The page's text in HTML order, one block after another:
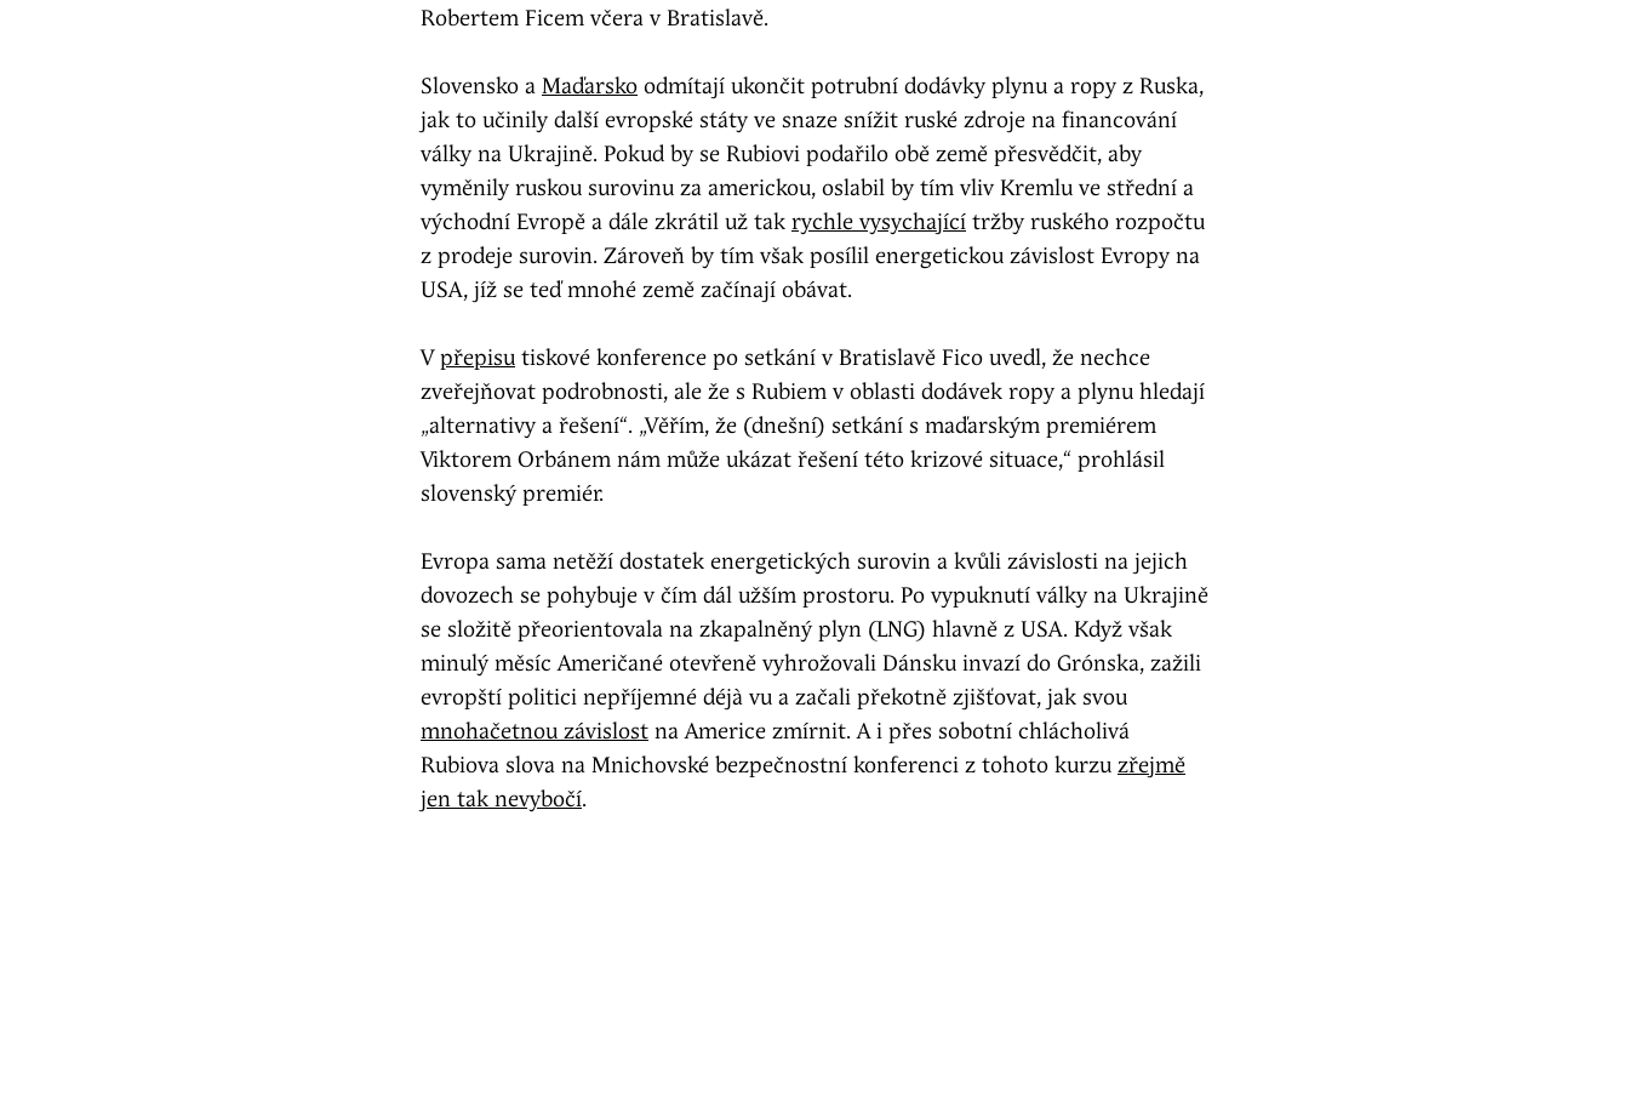
Robertem Ficem včera v Bratislavě.
Slovensko a Maďarsko odmítají ukončit potrubní dodávky plynu a ropy z Ruska,
jak to učinily další evropské státy ve snaze snížit ruské zdroje na financování
války na Ukrajině. Pokud by se Rubiovi podařilo obě země přesvědčit, aby
vyměnily ruskou surovinu za americkou, oslabil by tím vliv Kremlu ve střední a
východní Evropě a dále zkrátil už tak rychle vysychající tržby ruského rozpočtu
z prodeje surovin. Zároveň by tím však posílil energetickou závislost Evropy na
USA, jíž se teď mnohé země začínají obávat.
Vpřepisu tiskové konference po setkání v Bratislavě Fico uvedl, že nechce
zveřejňovat podrobnosti, ale že s Rubiem v oblasti dodávek ropy a plynu hledají
„alternativy a řešení“. „Věřím, že (dnešní) setkání s maďarským premiérem
Viktorem Orbánem nám může ukázat řešení této krizové situace,“ prohlásil
slovenský premiér.
Evropa sama netěží dostatek energetických surovin a kvůli závislosti na jejich
dovozech se pohybuje v čím dál užším prostoru. Po vypuknutí války na Ukrajině
se složitě přeorientovala na zkapalněný plyn (LNG) hlavně z USA. Když však
minulý měsíc Američané otevřeně vyhrožovali Dánsku invazí do Grónska, zažili
evropští politici nepříjemné déjà vu a začali překotně zjišťovat, jak svou
mnohačetnou závislost na Americe zmírnit. A i přes sobotní chlácholivá
Rubiova slova na Mnichovské bezpečnostní konferenci z tohoto kurzu zřejmě
jen tak nevybočí.